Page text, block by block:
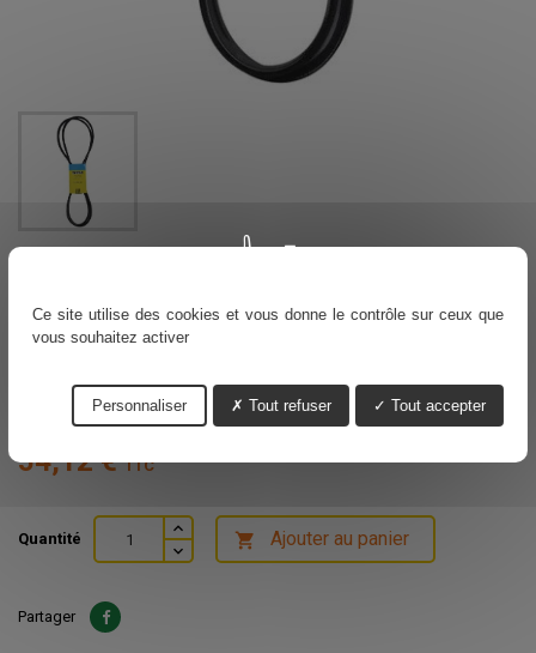
Référence 1134908701
Voir nos délais de livraisons
54,12 €TTC
Quantité  Ajouter au panier
Partager
Ce site utilise des cookies et vous donne le contrôle sur ceux que
vous souhaitez activer
Tout accepter
Tout refuser
Personnaliser